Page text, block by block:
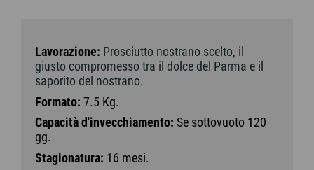
Lavorazione: Prosciutto nostrano scelto, il
giusto compromesso tra il dolce del Parma e il
saporito del nostrano.
Formato: 7.5 Kg.
Capacità d'invecchiamento: Se sottovuoto 120
gg.
Stagionatura: 16 mesi.